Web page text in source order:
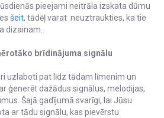
pieejami neitrāla izskata dūmu
šeit, tādēļ varat neuztraukties, ka tie
dizainam.
brīdinājuma signālu
uzlaboti pat līdz tādam līmenim un
ģenerēt dažādus signālus, melodijas,
Šajā gadījumā svarīgi, lai Jūsu
ar tādu signālu, kas pievērstu